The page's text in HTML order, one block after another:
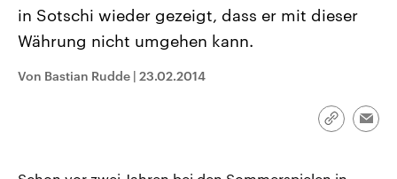
Landtagswahl Sachsen-Anhalt
2026
Alle Informationen
Sachsen-Anhalt wählt am 6.
Landtag. Seit 2021 wird das
Aktuelle Beiträge,
Hintergründe
Wirtschaftlich und
aktuelle Weltgeschehen.
in Sotschi wieder gezeigt, dass er mit dieser
Währung nicht umgehen kann.
Von Bastian Rudde | 23.02.2014
Link